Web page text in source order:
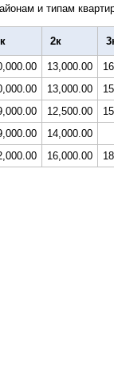
и типам
2к
13,000.00
13,000.00
12,500.00
14,000.00
16,000.00